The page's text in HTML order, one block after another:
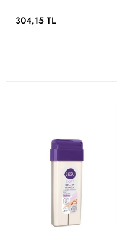
304,15 TL